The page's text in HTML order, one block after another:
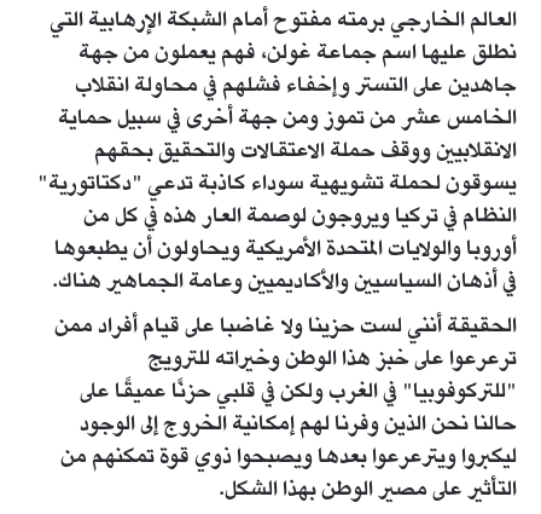
العالم الخارجي برمته مفتوح أمام الشبكة الإرهابية التي
نطلق عليها اسم جماعة غولن، فهم يعملون من جهة
جاهدين على التستر وإخفاء فشلهم في محاولة انقلاب
الخامس عشر من تموز ومن جهة أخرى في سبيل حماية
الانقلابيين ووقف حملة الاعتقالات والتحقيق بحقهم
يسوقون لحملة تشويهية سوداء كاذبة تدعي "دكتاتورية"
النظام في تركيا ويروجون لوصمة العار هذه في كل من
أوروبا والولايات المتحدة الأمريكية ويحاولون أن يطبعوها
في أذهان السياسيين والأكاديميين وعامة الجماهير هناك.
الحقيقة أنني لست حزينا ولا غاضبا على قيام أفراد ممن
ترعرعوا على خبز هذا الوطن وخيراته للترويج
"للتركوفوبيا" في الغرب ولكن في قلبي حزنًا عميقًا على
حالنا نحن الذين وفرنا لهم إمكانية الخروج إلى الوجود
ليكبروا ويترعرعوا بعدها ويصبحوا ذوي قوة تمكنهم من
التأثير على مصير الوطن بهذا الشكل.